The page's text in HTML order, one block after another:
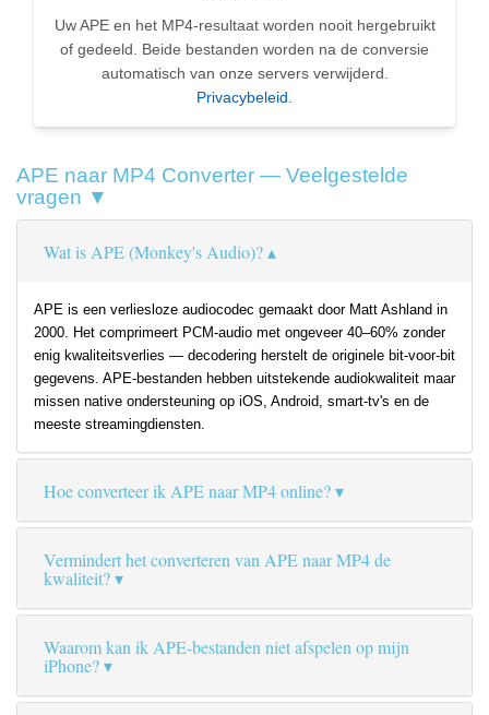
Uw APE en het MP4-resultaat worden nooit hergebruikt
of gedeeld. Beide bestanden worden na de conversie
automatisch van onze servers verwijderd.
Privacybeleid.
APE naar MP4 Converter — Veelgestelde
vragen ▼
Wat is APE (Monkey's Audio)?
APE is een verliesloze audiocodec gemaakt door Matt Ashland in
2000. Het comprimeert PCM-audio met ongeveer 40–60% zonder
enig kwaliteitsverlies — decodering herstelt de originele bit-voor-bit
gegevens. APE-bestanden hebben uitstekende audiokwaliteit maar
missen native ondersteuning op iOS, Android, smart-tv's en de
meeste streamingdiensten.
Hoe converteer ik APE naar MP4 online?
Vermindert het converteren van APE naar MP4 de
kwaliteit?
Waarom kan ik APE-bestanden niet afspelen op mijn
iPhone?